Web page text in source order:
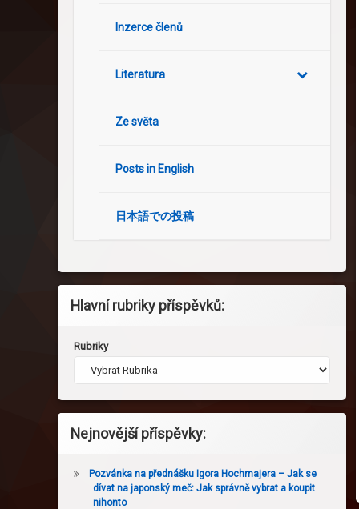
Inzerce členů
Literatura
Ze světa
Posts in English
日本語での投稿
Hlavní rubriky příspěvků:
Rubriky
Nejnovější příspěvky:
Pozvánka na přednášku Igora Hochmajera – Jak se
dívat na japonský meč: Jak správně vybrat a koupit
nihonto